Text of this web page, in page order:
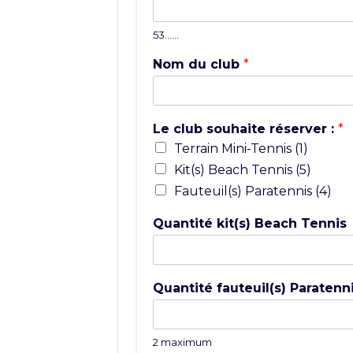
53……
Nom du club *
Le club souhaite réserver : *
Terrain Mini-Tennis (1)
Kit(s) Beach Tennis (5)
Fauteuil(s) Paratennis (4)
Quantité kit(s) Beach Tennis
Quantité fauteuil(s)
2 maximum